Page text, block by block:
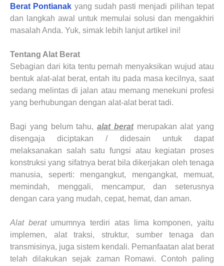
Berat Pontianak yang sudah pasti menjadi pilihan tepat
dan langkah awal untuk memulai solusi dan mengakhiri
masalah Anda. Yuk, simak lebih lanjut artikel ini!
Tentang Alat Berat
Sebagian dari kita tentu pernah menyaksikan wujud atau
bentuk alat-alat berat, entah itu pada masa kecilnya, saat
sedang melintas di jalan atau memang menekuni profesi
yang berhubungan dengan alat-alat berat tadi.
Bagi yang belum tahu, alat berat merupakan alat yang
disengaja diciptakan / didesain untuk dapat
melaksanakan salah satu fungsi atau kegiatan proses
konstruksi yang sifatnya berat bila dikerjakan oleh tenaga
manusia, seperti: mengangkut, mengangkat, memuat,
memindah, menggali, mencampur, dan seterusnya
dengan cara yang mudah, cepat, hemat, dan aman.
Alat beratumumnya terdiri atas lima komponen, yaitu
implemen, alat traksi, struktur, sumber tenaga dan
transmisinya, juga sistem kendali. Pemanfaatan alat berat
telah dilakukan sejak zaman Romawi. Contoh paling